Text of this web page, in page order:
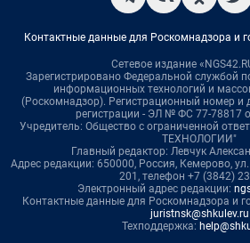
Контактные данные для Роскомнадзора и
Сетевое издание
Зарегистрировано Федеральной службой
информационных технологий и
(Роскомнадзор). Регистрационный номер и
регистрации - ЭЛ № ФС 77-78817
Учредитель: Общество с ограниченной
ТЕХНОЛОГИИ"
Главный редактор: Левчук
Адрес редакции: 650000, Россия, Кемерово,
201, телефон +7 (3842)
Электронный адрес редакции:
Контактные данные для Роскомнадзора и
juristnsk@shkulev.ru
Техподдержка: